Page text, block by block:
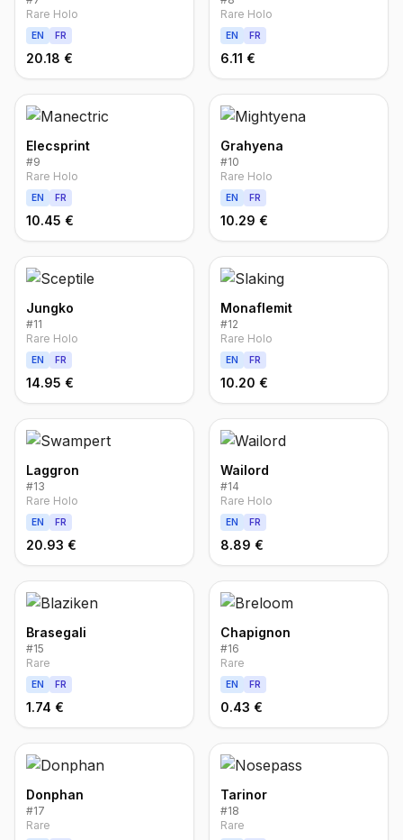
Rare Holo
EN FR
20.18 €
Rare Holo
EN FR
6.11 €
Elecsprint
#9
Rare Holo
EN FR
10.45 €
Grahyena
#10
Rare Holo
EN FR
10.29 €
Jungko
#11
Rare Holo
EN FR
14.95 €
Monaflemit
#12
Rare Holo
EN FR
10.20 €
Laggron
#13
Rare Holo
EN FR
20.93 €
Wailord
#14
Rare Holo
EN FR
8.89 €
Brasegali
#15
Rare
EN FR
1.74 €
Chapignon
#16
Rare
EN FR
0.43 €
Donphan
#17
Rare
Tarinor
#18
Rare